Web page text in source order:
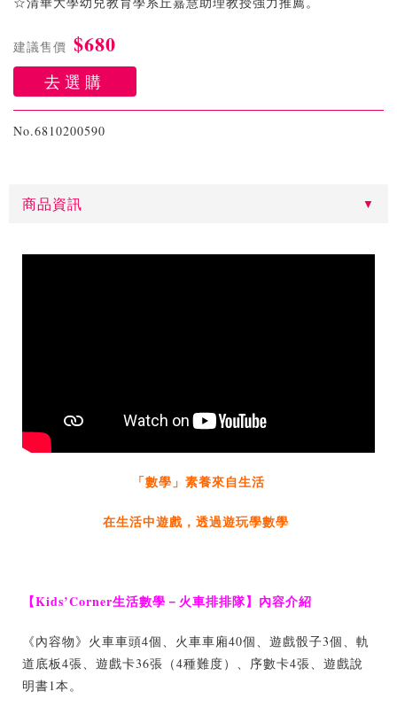
建議售價 $680
去選購
No.6810200590
商品資訊
「數學」素養來自生活
在生活中遊戲，透過遊玩學數學
【Kids’Corner生活數學－火車排排隊】內容介紹
《內容物》火車車頭4個、火車車廂40個、遊戲骰子3個、軌
道底板4張、遊戲卡36張（4種難度）、序數卡4張、遊戲說
明書1本。